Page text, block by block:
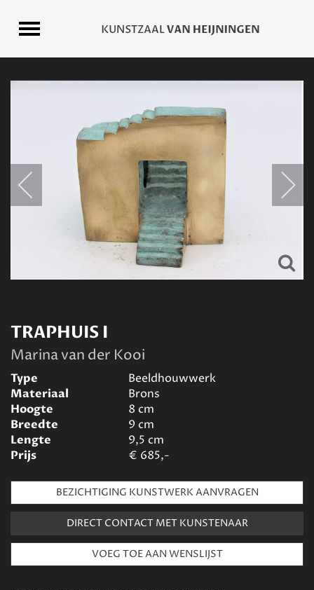
TRAPHUIS I
Marina van der Kooi
Type
Beeldhouwwerk
Materiaal
Brons
Hoogte
8 cm
Breedte
9 cm
Lengte
9,5 cm
Prijs
€ 685,-
BEZICHTIGING KUNSTWERK AANVRAGEN
DIRECT CONTACT MET KUNSTENAAR